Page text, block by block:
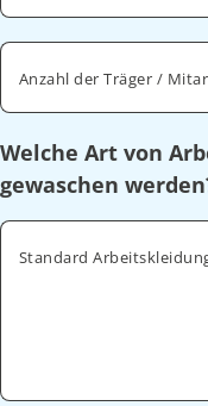
Anzahl der Träger /
Welche Art von
gewaschen